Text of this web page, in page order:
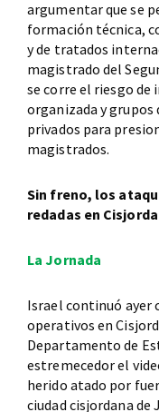
argumentar que se
formación técnica,
y de tratados
magistrado del
se corre el riesgo de
organizada y
privados para
magistrados.
Sin freno, los
redadas en
La Jornada
Israel continuó ayer
operativos en
Departamento de
estremecedor el
herido atado por
ciudad cisjordana de